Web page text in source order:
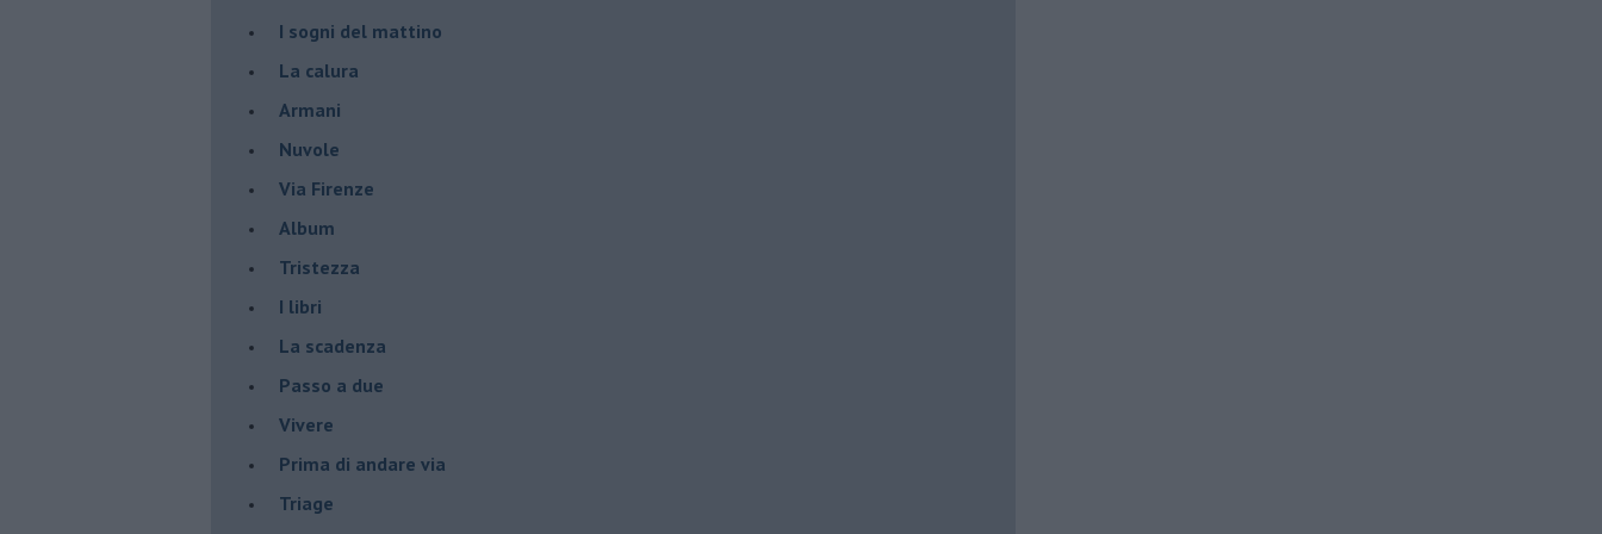
I sogni del mattino
La calura
Armani
Nuvole
Via Firenze
Album
Tristezza
I libri
La scadenza
Passo a due
Vivere
Prima di andare via
Triage